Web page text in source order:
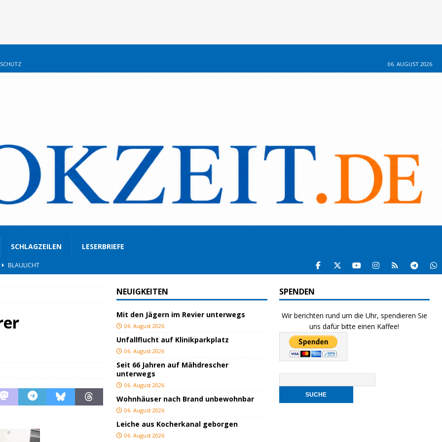
06. AUGUST 2026
SCHLAGZEILEN LESERBRIEFE
BLAULICHT
TOP
NEUIGKEITEN
Mit den Jägern im Revier unterwegs
06. August 2026
Unfallflucht auf Klinikparkplatz
06. August 2026
Seit 66 Jahren auf Mähdrescher
unterwegs
06. August 2026
Wohnhäuser nach Brand unbewohnbar
06. August 2026
Leiche aus Kocherkanal geborgen
06. August 2026
SPENDEN
Wir berichten rund um die Uhr, spendieren Sie
uns dafür bitte einen Kaffee!